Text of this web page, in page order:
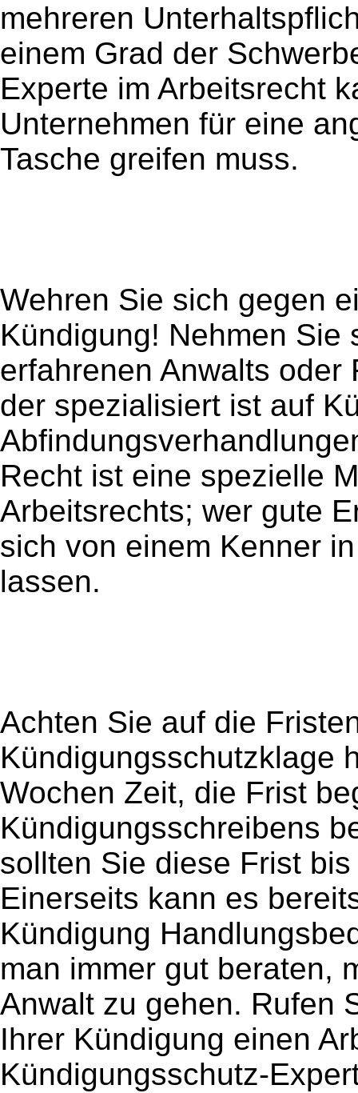
mehreren
einem Grad der
Experte im Arbeitsrecht
Unternehmen für eine
Tasche greifen muss.
Wehren Sie sich gegen
Kündigung! Nehmen
erfahrenen Anwalts oder
der spezialisiert ist auf
Recht ist eine spezielle
Arbeitsrechts; wer gute
sich von einem Kenner
lassen.
Achten Sie auf die
Kündigungsschutzklage
Wochen Zeit, die Frist
Kündigungsschreibens
sollten Sie diese Frist
Einerseits kann es
Kündigung
man immer gut beraten,
Anwalt zu gehen. Rufen
Ihrer Kündigung einen
Kündigungsschutz-